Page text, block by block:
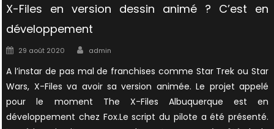
X-Files en version dessin animé ? C’est en
développement
Posted
29 août 2020 Author
admin
A l’instar de pas mal de franchises comme Star Trek ou Star
Wars, X-Files va avoir sa version animée. Le projet appelé
pour le moment The X-Files Albuquerque est en
développement chez Fox.Le script du pilote a été présenté.